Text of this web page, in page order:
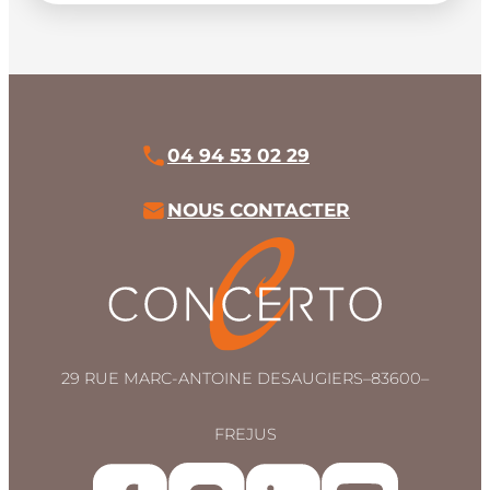
04 94 53 02 29
NOUS CONTACTER
29 RUE MARC-ANTOINE DESAUGIERS–83600–
FREJUS